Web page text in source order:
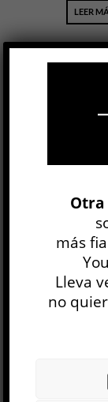
LEER
Otra
más
Lleva
no